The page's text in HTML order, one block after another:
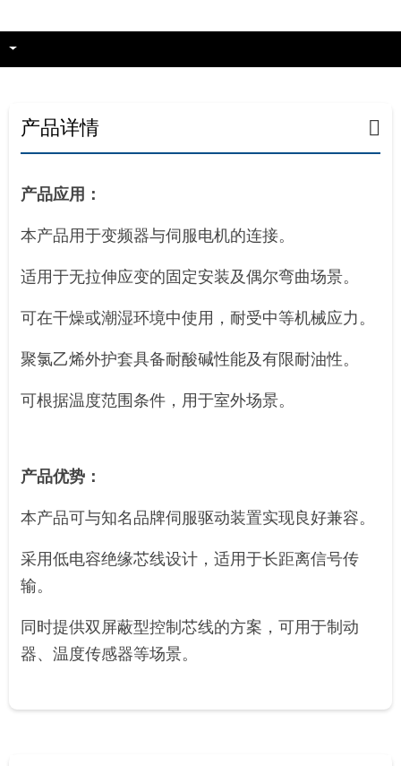
产品详情
产品应用：
本产品用于变频器与伺服电机的连接。
适用于无拉伸应变的固定安装及偶尔弯曲场景。
可在干燥或潮湿环境中使用，耐受中等机械应力。
聚氯乙烯外护套具备耐酸碱性能及有限耐油性。
可根据温度范围条件，用于室外场景。
产品优势：
本产品可与知名品牌伺服驱动装置实现良好兼容。
采用低电容绝缘芯线设计，适用于长距离信号传
输。
同时提供双屏蔽型控制芯线的方案，可用于制动
器、温度传感器等场景。